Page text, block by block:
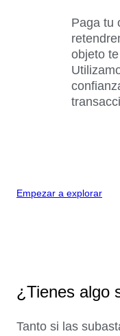
Paga tu
objeto
Empezar a explorar
¿Tienes algo
Tanto si las